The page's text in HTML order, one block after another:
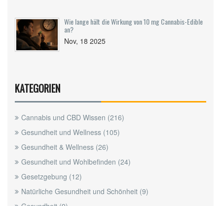
Wie lange hält die Wirkung von 10 mg Cannabis-Edible
an?
Nov, 18 2025
KATEGORIEN
Cannabis und CBD Wissen (216)
Gesundheit und Wellness (105)
Gesundheit & Wellness (26)
Gesundheit und Wohlbefinden (24)
Gesetzgebung (12)
Natürliche Gesundheit und Schönheit (9)